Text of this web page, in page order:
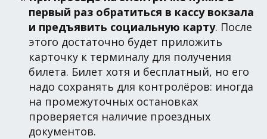
первый раз обратиться в кассу вокзала
и предъявить социальную карту. После
этого достаточно будет приложить
карточку к терминалу для получения
билета. Билет хотя и бесплатный, но его
надо сохранять для контролёров: иногда
на промежуточных остановках
проверяется наличие проездных
документов.